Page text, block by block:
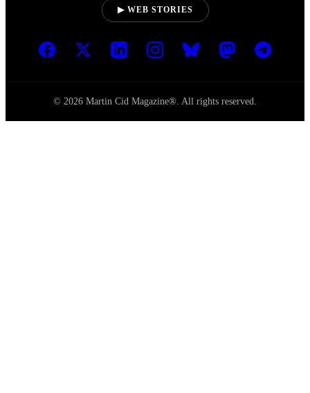
▶ WEB STORIES
© 2026 Martin Cid Magazine®. All rights reserved.